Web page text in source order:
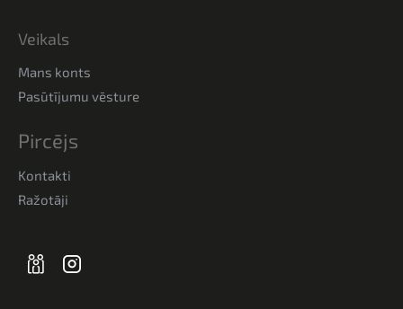
Veikals
Mans konts
Pasūtījumu vēsture
Pircējs
Kontakti
Ražotāji